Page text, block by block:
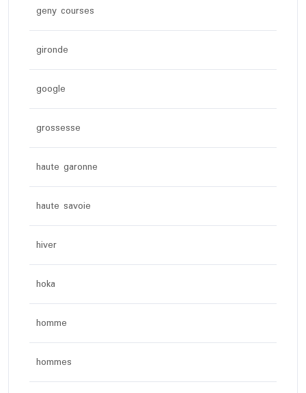
geny courses
gironde
google
grossesse
haute garonne
haute savoie
hiver
hoka
homme
hommes